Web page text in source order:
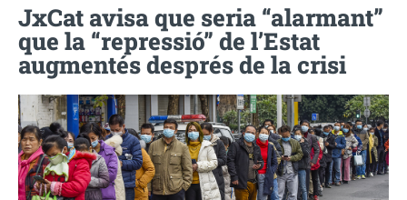
JxCat avisa que seria “alarmant”
que la “repressió” de l’Estat
augmentés després de la crisi